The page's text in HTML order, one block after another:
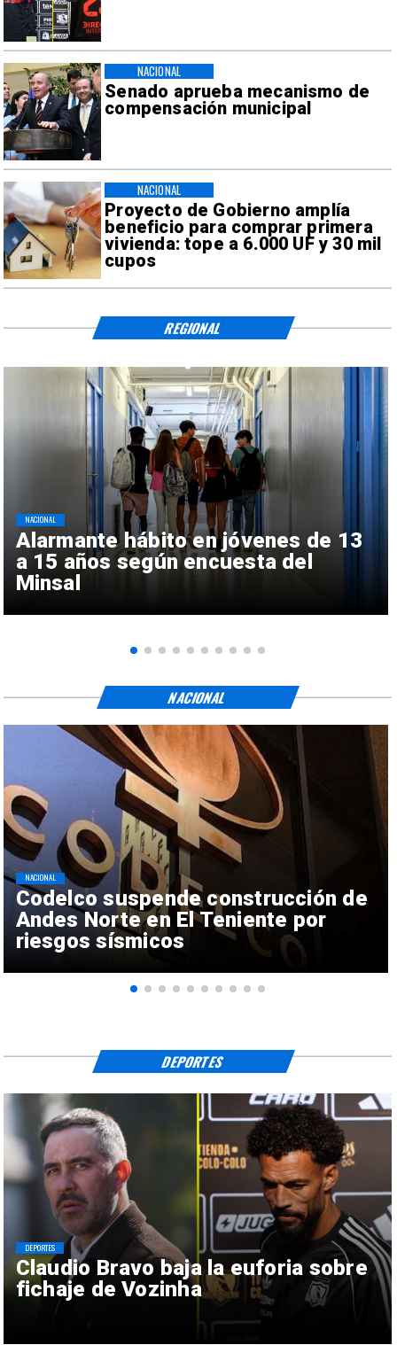
Senado aprueba mecanismo de
compensación municipal
NACIONAL
Proyecto de Gobierno amplía
beneficio para comprar primera
vivienda: tope a 6.000 UF y 30 mil
cupos
NACIONAL
Alarmante hábito en jóvenes de 13
a 15 años según encuesta del
Minsal
NACIONAL
REGIONAL
Codelco suspende construcción de
Andes Norte en El Teniente por
riesgos sísmicos
NACIONAL
NACIONAL
Claudio Bravo baja la euforia sobre
fichaje de Vozinha
DEPORTES
DEPORTES